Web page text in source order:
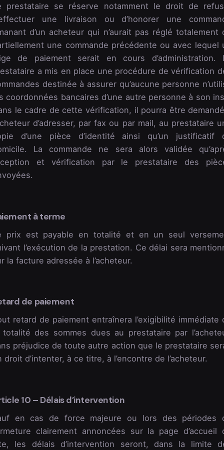
prestataire se réserve notamment le droit de
une livraison ou d’honorer une
d’un acheteur qui n’aurait pas réglé totalement
une commande précédente ou avec lequel
de paiement serait en cours d’administration.
a mis en place une procédure de vérification
destinée à assurer qu’aucune personne
coordonnées bancaires d’une autre personne à son
le cadre de cette vérification, il pourra être
d’adresser, par fax ou par mail, au prestataire
d’une pièce d’identité ainsi qu’un justificatif
La commande ne sera alors validée
et vérification par le prestataire des
à terme
prix est payable en totalité et en un seul
l’exécution de la prestation. Ce délai sera
la facture adressée à l’acheteur.
de paiement
retard de paiement entraînera l’exigibilité immédiate
totalité des sommes dues au prestataire par
préjudice de toute autre action que le prestataire
droit d’intenter, à ce titre, à l’encontre de l’acheteur.
10 – Délais d’intervention
en cas de force majeure ou lors des périodes
clairement annoncées sur la page d’accueil
les délais d’intervention seront, dans la limite